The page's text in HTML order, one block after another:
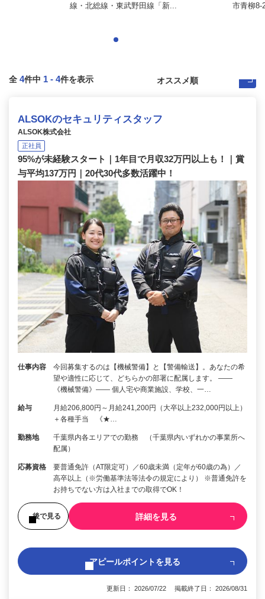
線・北総線・東武野田線「新...
市青柳8-
全 4件中 1 - 4件を表示
ALSOKのセキュリティスタッフ
ALSOK株式会社
正社員
95%が未経験スタート｜1年目で月収32万円以上も！｜賞
与平均137万円｜20代30代多数活躍中！
仕事内容
今回募集するのは【機械警備】と【警備輸送】。あなたの希
望や適性に応じて、どちらかの部署に配属します。 ――
《機械警備》―― 個人宅や商業施設、学校、一…
給与
月給206,800円～月給241,200円（大卒以上232,000円以上）
＋各種手当 《★…
勤務地
千葉県内各エリアでの勤務 （千葉県内いずれかの事業所へ
配属）
応募資格
要普通免許（AT限定可）／60歳未満（定年が60歳の為）／
高卒以上（※労働基準法等法令の規定により） ※普通免許を
お持ちでない方は入社までの取得でOK！
後で見る 詳細を見る
アピールポイントを見る
更新日： 2026/07/22 掲載終了日： 2026/08/31